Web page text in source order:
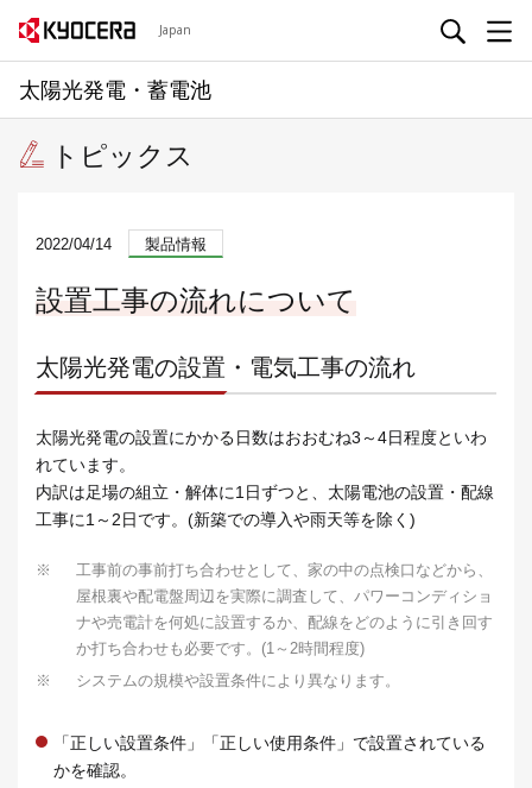
Japan
太陽光発電・蓄電池
トピックス
2022/04/14 製品情報
設置工事の流れについて
太陽光発電の設置・電気工事の流れ
太陽光発電の設置にかかる日数はおおむね3～4日程度といわ
れています。
内訳は足場の組立・解体に1日ずつと、太陽電池の設置・配線
工事に1～2日です。(新築での導入や雨天等を除く)
※
工事前の事前打ち合わせとして、家の中の点検口などから、
屋根裏や配電盤周辺を実際に調査して、パワーコンディショ
ナや売電計を何処に設置するか、配線をどのように引き回す
か打ち合わせも必要です。(1～2時間程度)
※
システムの規模や設置条件により異なります。
「正しい設置条件」「正しい使用条件」で設置されている
かを確認。